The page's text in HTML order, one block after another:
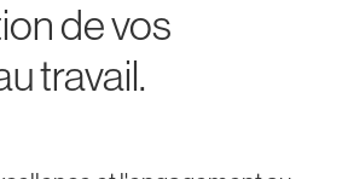
de vos
travail.